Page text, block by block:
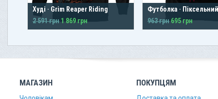
Худі · Grim Reaper Riding
2 591 грн1 869 грн
Футболка ·
963 грн 695 грн
МАГАЗИН ПОКУПЦЯМ